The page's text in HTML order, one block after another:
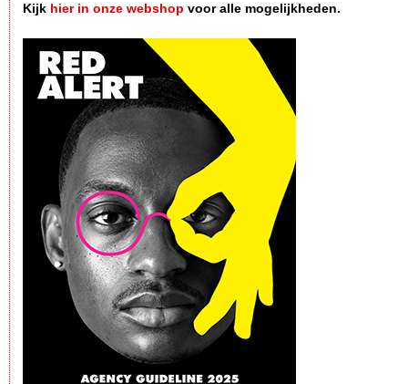
Kijk hier in onze webshop voor alle mogelijkheden.